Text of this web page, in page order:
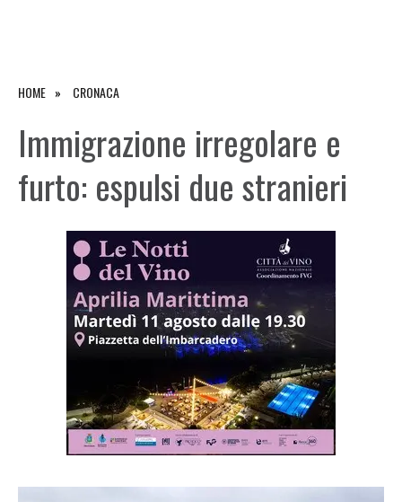
HOME CRONACA
Immigrazione irregolare e
furto: espulsi due stranieri